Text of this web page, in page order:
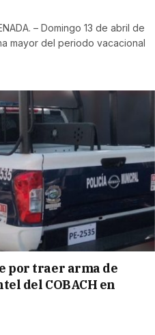
– Domingo 13 de abril de
mayor del periodo vacacional
por traer arma de
del COBACH en